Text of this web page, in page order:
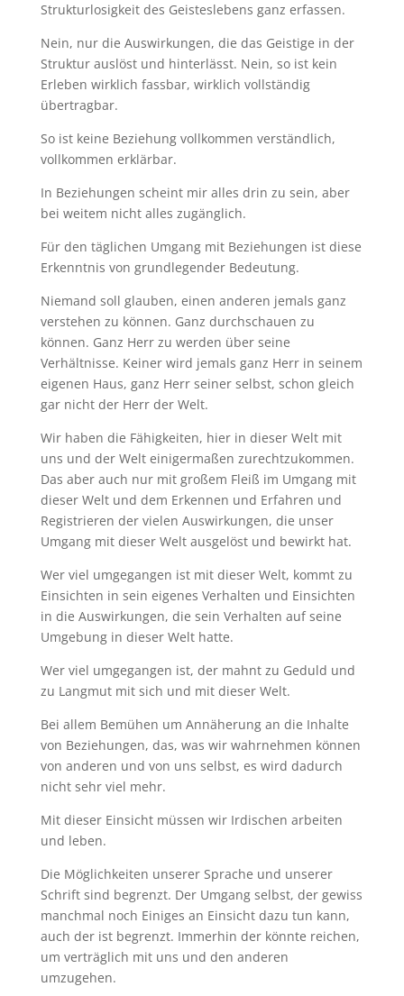
Strukturlosigkeit des Geisteslebens ganz erfassen.
Nein, nur die Auswirkungen, die das Geistige in der
Struktur auslöst und hinterlässt. Nein, so ist kein
Erleben wirklich fassbar, wirklich vollständig
übertragbar.
So ist keine Beziehung vollkommen verständlich,
vollkommen erklärbar.
In Beziehungen scheint mir alles drin zu sein, aber
bei weitem nicht alles zugänglich.
Für den täglichen Umgang mit Beziehungen ist diese
Erkenntnis von grundlegender Bedeutung.
Niemand soll glauben, einen anderen jemals ganz
verstehen zu können. Ganz durchschauen zu
können. Ganz Herr zu werden über seine
Verhältnisse. Keiner wird jemals ganz Herr in seinem
eigenen Haus, ganz Herr seiner selbst, schon gleich
gar nicht der Herr der Welt.
Wir haben die Fähigkeiten, hier in dieser Welt mit
uns und der Welt einigermaßen zurechtzukommen.
Das aber auch nur mit großem Fleiß im Umgang mit
dieser Welt und dem Erkennen und Erfahren und
Registrieren der vielen Auswirkungen, die unser
Umgang mit dieser Welt ausgelöst und bewirkt hat.
Wer viel umgegangen ist mit dieser Welt, kommt zu
Einsichten in sein eigenes Verhalten und Einsichten
in die Auswirkungen, die sein Verhalten auf seine
Umgebung in dieser Welt hatte.
Wer viel umgegangen ist, der mahnt zu Geduld und
zu Langmut mit sich und mit dieser Welt.
Bei allem Bemühen um Annäherung an die Inhalte
von Beziehungen, das, was wir wahrnehmen können
von anderen und von uns selbst, es wird dadurch
nicht sehr viel mehr.
Mit dieser Einsicht müssen wir Irdischen arbeiten
und leben.
Die Möglichkeiten unserer Sprache und unserer
Schrift sind begrenzt. Der Umgang selbst, der gewiss
manchmal noch Einiges an Einsicht dazu tun kann,
auch der ist begrenzt. Immerhin der könnte reichen,
um verträglich mit uns und den anderen
umzugehen.